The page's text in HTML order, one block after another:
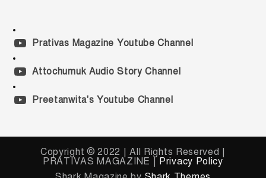
Prativas Magazine Youtube Channel
Attochumuk Audio Story Channel
Preetanwita's Youtube Channel
Copyright © 2022 | All Rights Reserved |
PRATIVAS MAGAZINE | Privacy Policy